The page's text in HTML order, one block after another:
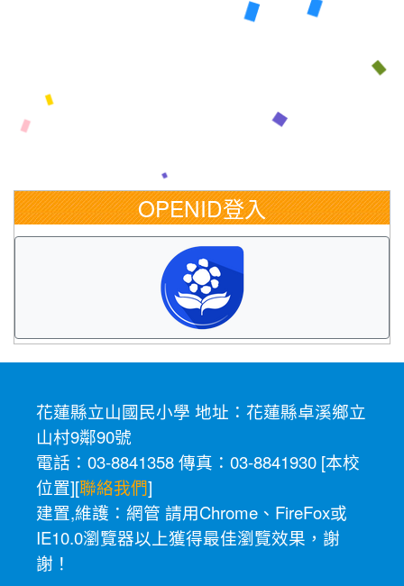
OPENID登入
花蓮縣立山國民小學 地址：花蓮縣卓溪鄉立
山村9鄰90號
電話：03-8841358 傳真：03-8841930 [本校
位置][聯絡我們]
建置,維護： 網管 請用Chrome 、 FireFox或
IE10.0瀏覽器以上獲得最佳瀏覽效果，謝
謝！